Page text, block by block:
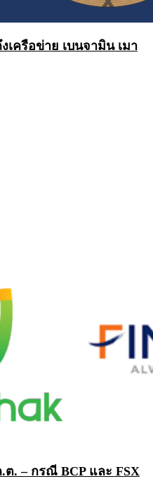
เครือข่าย เบนจามิน เมา
. – กรณี BCP และ FSX